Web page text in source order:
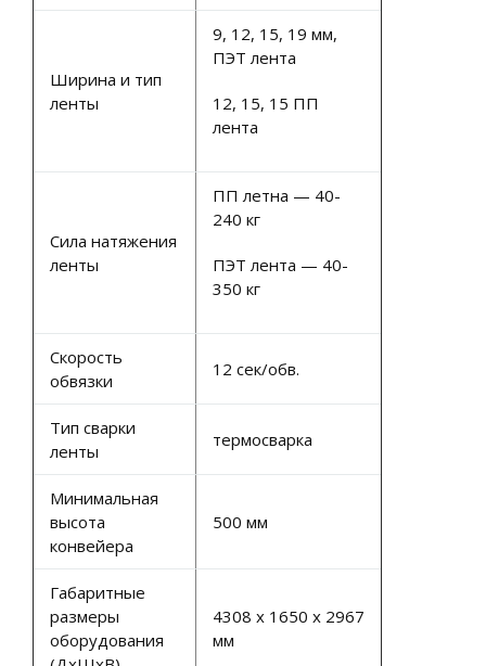
Ширина и тип
ленты
9, 12, 15, 19 мм,
ПЭТ лента
12, 15, 15 ПП
лента
Сила натяжения
ленты
ПП летна — 40-
240 кг
ПЭТ лента — 40-
350 кг
Скорость
обвязки
12 сек/обв.
Тип сварки
ленты
термосварка
Минимальная
высота
конвейера
500 мм
Габаритные
размеры
оборудования
4308 х 1650 х 2967
мм